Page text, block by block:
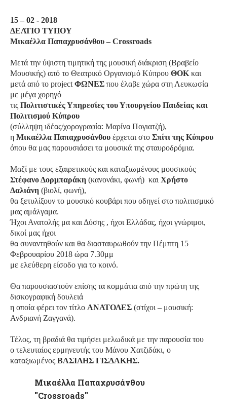
15 – 02 - 2018
ΔΕΛΤΙΟ ΤΥΠΟΥ
Μικαέλλα Παπαχρυσάνθου – Crossroads
Μετά την ύψιστη τιμητική της μουσική διάκριση (Βραβείο
Μουσικής) από το Θεατρικό Οργανισμό Κύπρου ΘΟΚ και
μετά από το project ΦΩΝΕΣ που έλαβε χώρα στη Λευκωσία
με μέγα χορηγό
τις Πολιτιστικές Υπηρεσίες του Υπουργείου Παιδείας και
Πολιτισμού Κύπρου
(σύλληψη ιδέας/χορογραφία: Μαρίνα Πογιατζή),
η Μικαέλλα Παπαχρυσάνθου έρχεται στο Σπίτι της Κύπρου
όπου θα μας παρουσιάσει τα μουσικά της σταυροδρόμια.
Μαζί με τους εξαιρετικούς και καταξιωμένους μουσικούς
Στέφανο Δορμπαράκη (κανονάκι, φωνή) και Χρήστο
Δαλιάνη (βιολί, φωνή),
θα ξετυλίξουν το μουσικό κουβάρι που οδηγεί στο πολιτισμικό
μας αμάλγαμα.
Ήχοι Ανατολής μα και Δύσης , ήχοι Ελλάδας, ήχοι γνώριμοι,
δικοί μας ήχοι
θα συναντηθούν και θα διασταυρωθούν την Πέμπτη 15
Φεβρουαρίου 2018 ώρα 7.30μμ
με ελεύθερη είσοδο για το κοινό.
Θα παρουσιαστούν επίσης τα κομμάτια από την πρώτη της
δισκογραφική δουλειά
η οποία φέρει τον τίτλο ΑΝΑΤΟΛΕΣ (στίχοι – μουσική:
Ανδριανή Ζαγγανά).
Τέλος, τη βραδιά θα τιμήσει μελωδικά με την παρουσία του
ο τελευταίος ερμηνευτής του Μάνου Χατζιδάκι, ο
καταξιωμένος ΒΑΣΙΛΗΣ ΓΙΣΔΑΚΗΣ.
Μικαέλλα Παπαχρυσάνθου
''Crossroads''